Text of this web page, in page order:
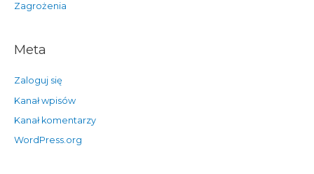
Zagrożenia
Meta
Zaloguj się
Kanał wpisów
Kanał komentarzy
WordPress.org